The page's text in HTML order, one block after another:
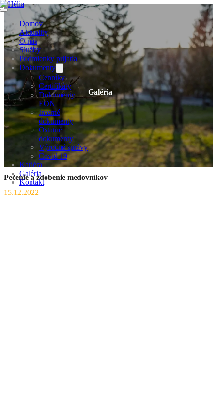
Domov
Aktuality
O nás
Služby
Podmienky prijatia
Dokumenty
Cenníky
Certifikáty
Dokumenty
EON
Interné
dokumenty
Ostatné
dokumenty
Výročné správy
Covid 19
Kariéra
Galéria
Kontakt
Galéria
Pečenie a zdobenie medovníkov
15.12.2022